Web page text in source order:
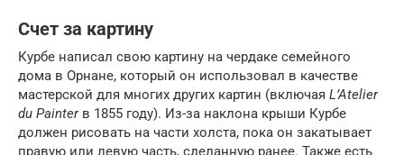
Счет за картину
Курбе написал свою картину на чердаке семейного
дома в Орнане, который он использовал в качестве
мастерской для многих других картин (включая L’Atelier
du Painterв 1855 году). Из-за наклона крыши Курбе
должен рисовать на части холста, пока он закатывает
правую или левую часть, сделанную ранее. Также есть